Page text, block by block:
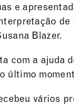
e
de
Blazer.
com a ajuda
último
vários